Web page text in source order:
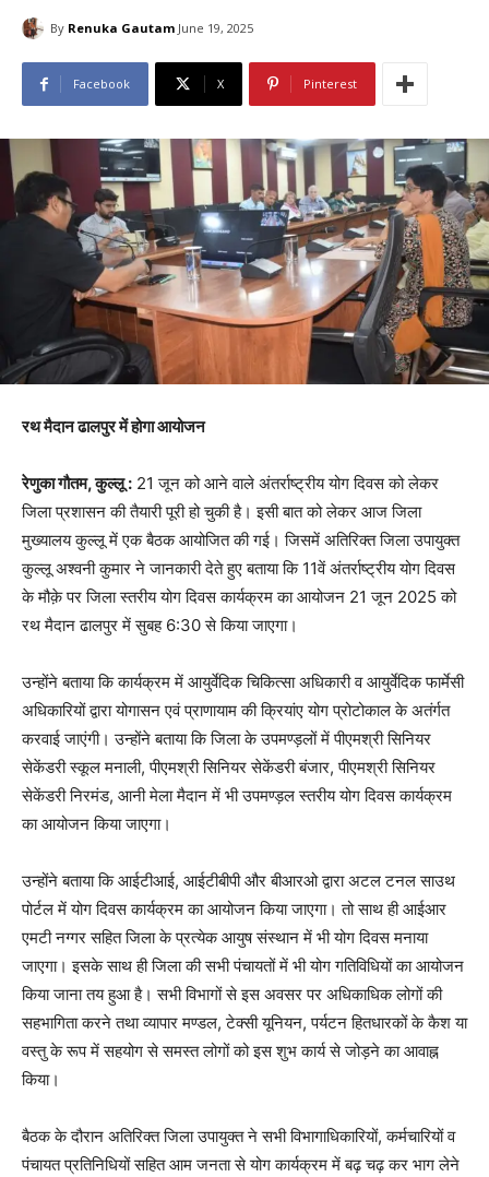
By Renuka Gautam June 19, 2025
Facebook X Pinterest
रथ मैदान ढालपुर में होगा आयोजन
रेणुका गौतम, कुल्लू : 21 जून को आने वाले अंतर्राष्ट्रीय योग दिवस को लेकर
जिला प्रशासन की तैयारी पूरी हो चुकी है। इसी बात को लेकर आज जिला
मुख्यालय कुल्लू में एक बैठक आयोजित की गई। जिसमें अतिरिक्त जिला उपायुक्त
कुल्लू अश्वनी कुमार ने जानकारी देते हुए बताया कि 11वें अंतर्राष्ट्रीय योग दिवस
के मौक़े पर जिला स्तरीय योग दिवस कार्यक्रम का आयोजन 21 जून 2025 को
रथ मैदान ढालपुर में सुबह 6:30 से किया जाएगा।
उन्होंने बताया कि कार्यक्रम में आयुर्वेदिक चिकित्सा अधिकारी व आयुर्वेदिक फार्मेसी
अधिकारियों द्वारा योगासन एवं प्राणायाम की क्रियांए योग प्रोटोकाल के अतंर्गत
करवाई जाएंगी। उन्होंने बताया कि जिला के उपमण्ड़लों में पीएमश्री सिनियर
सेकेंडरी स्कूल मनाली, पीएमश्री सिनियर सेकेंडरी बंजार, पीएमश्री सिनियर
सेकेंडरी निरमंड, आनी मेला मैदान में भी उपमण्ड़ल स्तरीय योग दिवस कार्यक्रम
का आयोजन किया जाएगा।
उन्होंने बताया कि आईटीआई, आईटीबीपी और बीआरओ द्वारा अटल टनल साउथ
पोर्टल में योग दिवस कार्यक्रम का आयोजन किया जाएगा। तो साथ ही आईआर
एमटी नग्गर सहित जिला के प्रत्येक आयुष संस्थान में भी योग दिवस मनाया
जाएगा। इसके साथ ही जिला की सभी पंचायतों में भी योग गतिविधियों का आयोजन
किया जाना तय हुआ है। सभी विभागों से इस अवसर पर अधिकाधिक लोगों की
सहभागिता करने तथा व्यापार मण्डल, टेक्सी यूनियन, पर्यटन हितधारकों के कैश या
वस्तु के रूप में सहयोग से समस्त लोगों को इस शुभ कार्य से जोड़ने का आवाह्न
किया।
बैठक के दौरान अतिरिक्त जिला उपायुक्त ने सभी विभागाधिकारियों, कर्मचारियों व
पंचायत प्रतिनिधियों सहित आम जनता से योग कार्यक्रम में बढ़ चढ़ कर भाग लेने